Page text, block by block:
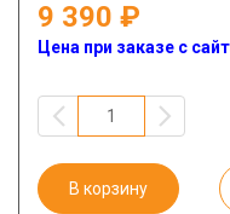
9 390
Цена при заказе с
В корзину